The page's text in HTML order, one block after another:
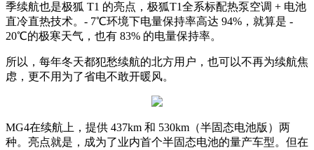
季续航也是极狐 T1 的亮点，极狐T1全系标配热泵空调 + 电池
直冷直热技术。- 7℃环境下电量保持率高达 94%，就算是 -
20℃的极寒天气，也有 83% 的电量保持率。
所以，每年冬天都犯愁续航的北方用户，也可以不再为续航焦
虑，更不用为了省电不敢开暖风。​
MG4在续航上，提供 437km 和 530km（半固态电池版）两
种。亮点就是，成为了业内首个半固态电池的量产车型。但在